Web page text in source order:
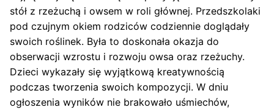
stół z rzeżuchą i owsem w roli głównej. Przedszkolaki
pod czujnym okiem rodziców codziennie doglądały
swoich roślinek. Była to doskonała okazja do
obserwacji wzrostu i rozwoju owsa oraz rzeżuchy.
Dzieci wykazały się wyjątkową kreatywnością
podczas tworzenia swoich kompozycji. W dniu
ogłoszenia wyników nie brakowało uśmiechów,